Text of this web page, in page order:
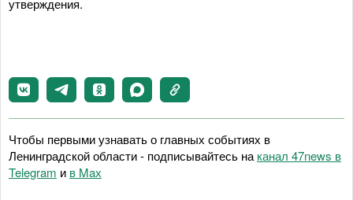
утверждения.
Чтобы первыми узнавать о главных событиях в
Ленинградской области - подписывайтесь на канал 47news в
Telegram и в Maх